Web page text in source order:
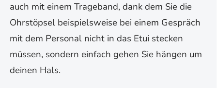
auch mit einem Trageband, dank dem Sie die
Ohrstöpsel beispielsweise bei einem Gespräch
mit dem Personal nicht in das Etui stecken
müssen, sondern einfach gehen Sie hängen um
deinen Hals.